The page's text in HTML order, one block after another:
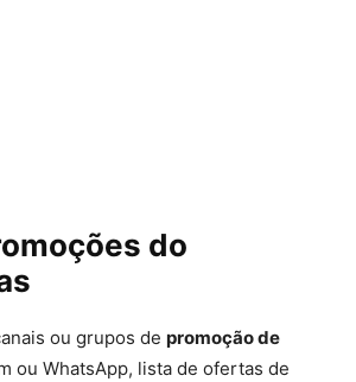
do
ou grupos de promoção de
ou WhatsApp, lista de ofertas de